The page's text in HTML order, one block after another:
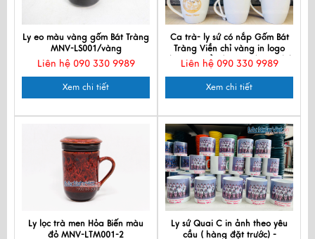
Ly eo màu vàng gốm Bát Tràng
MNV-LS001/vàng
Liên hệ 090 330 9989
Xem chi tiết
Ca trà- ly sứ có nắp Gốm Bát
Tràng Viền chỉ vàng in logo
theo yêu cầu ( Hàng đặt trước)
- HDLSBVGD1
Liên hệ 090 330 9989
Xem chi tiết
Ly lọc trà men Hỏa Biến màu
đỏ MNV-LTM001-2
Ly sứ Quai C in ảnh theo yêu
cầu ( hàng đặt trước) -